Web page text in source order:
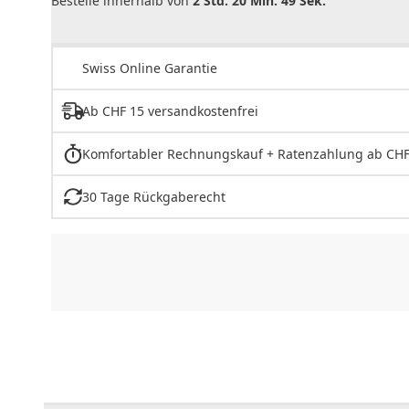
Swiss Online Garantie
Ab CHF 15 versandkostenfrei
Komfortabler Rechnungskauf + Ratenzahlung ab
30 Tage Rückgaberecht